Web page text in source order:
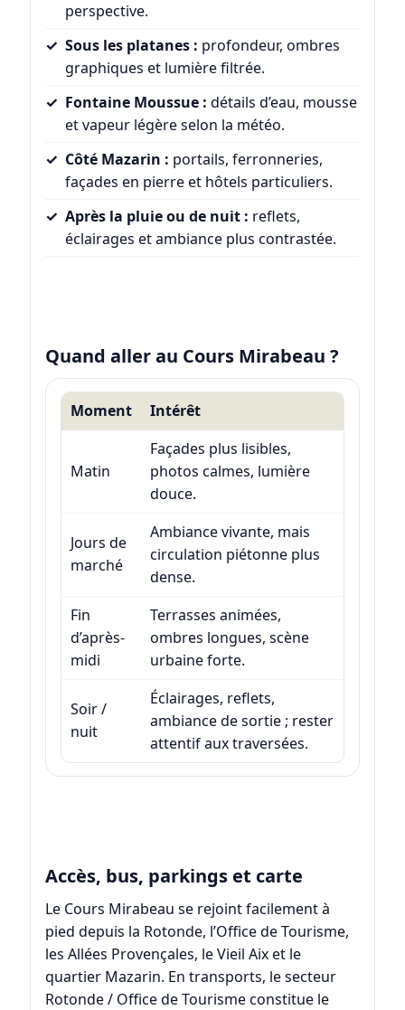
perspective.
Sous les platanes : profondeur, ombres
graphiques et lumière filtrée.
Fontaine Moussue : détails d’eau, mousse
et vapeur légère selon la météo.
Côté Mazarin : portails, ferronneries,
façades en pierre et hôtels particuliers.
Après la pluie ou de nuit : reflets,
éclairages et ambiance plus contrastée.
Quand aller au Cours Mirabeau ?
Moment Intérêt
Matin
Façades plus lisibles,
photos calmes, lumière
douce.
Jours de
marché
Ambiance vivante, mais
circulation piétonne plus
dense.
Fin
d’après-
midi
Terrasses animées,
ombres longues, scène
urbaine forte.
Soir /
nuit
Éclairages, reflets,
ambiance de sortie ; rester
attentif aux traversées.
Accès, bus, parkings et carte
Le Cours Mirabeau se rejoint facilement à
pied depuis la Rotonde, l’Office de Tourisme,
les Allées Provençales, le Vieil Aix et le
quartier Mazarin. En transports, le secteur
Rotonde / Office de Tourisme constitue le